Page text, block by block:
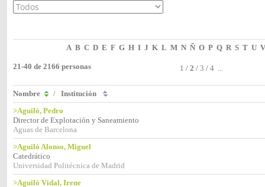
A B C D E F G H I J K L M N Ñ O P Q R S T U V
21-40 de 2166 personas 1 / 2 / 3 / 4 ...
Nombre / Institución
>Aguiló, Pedro
Director de Explotación y Saneamiento
Aguas de Barcelona
>Aguiló Alonso, Miguel
Catedrático
Universidad Politécnica de Madrid
>Aguiló Vidal, Irene